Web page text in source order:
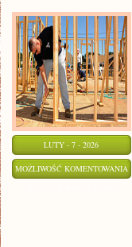
LUTY - 7 - 2026
MOŻLIWOŚĆ KOMENTOWANIA